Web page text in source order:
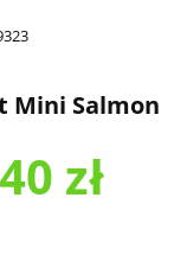
Mini Salmon
zł